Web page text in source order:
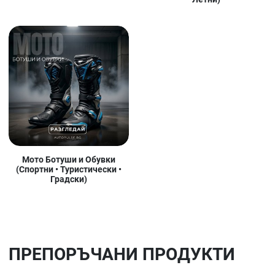
Мото Ботуши и Обувки
(Спортни • Туристически •
Градски)
ПРЕПОРЪЧАНИ ПРОДУКТИ